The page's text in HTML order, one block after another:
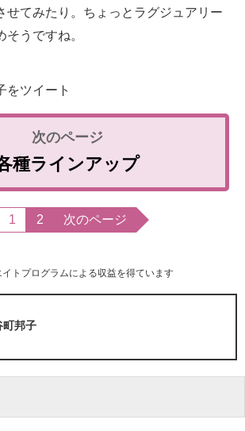
せてみたり。ちょっとラグジュアリー
うですね。
をツイート
種ラインアップ
1 2 次のページ
トプログラムによる収益を得ています
町邦子